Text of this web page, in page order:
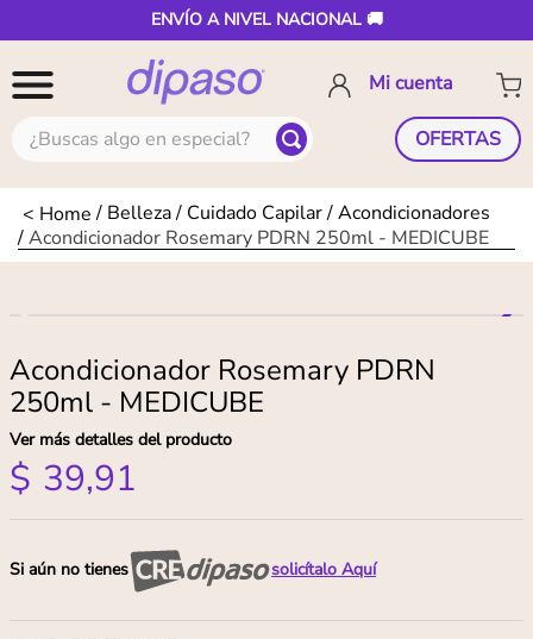
ENVÍO A NIVEL NACIONAL 🚚
¿Buscas algo en especial? OFERTAS
Belleza Cuidado Capilar Acondicionadores
Acondicionador Rosemary PDRN 250ml - MEDICUBE
Acondicionador Rosemary PDRN
250ml - MEDICUBE
Ver más detalles del producto
$ 39,91
Si aún no tienes solicítalo Aquí